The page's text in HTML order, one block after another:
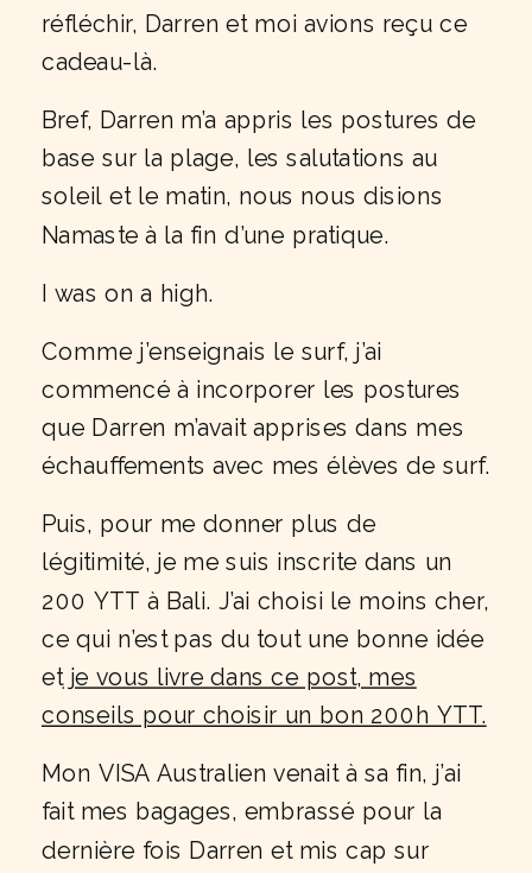
réfléchir, Darren et moi avions reçu ce
cadeau-là.
Bref, Darren m’a appris les postures de
base sur la plage, les salutations au
soleil et le matin, nous nous disions
Namaste à la fin d’une pratique.
I was on a high.
Comme j’enseignais le surf, j’ai
commencé à incorporer les postures
que Darren m’avait apprises dans mes
échauffements avec mes élèves de surf.
Puis, pour me donner plus de
légitimité, je me suis inscrite dans un
200 YTT à Bali. J’ai choisi le moins cher,
ce qui n’est pas du tout une bonne idée
etje vous livre dans ce post, mes
conseils pour choisir un bon 200h YTT.
Mon VISA Australien venait à sa fin, j’ai
fait mes bagages, embrassé pour la
dernière fois Darren et mis cap sur